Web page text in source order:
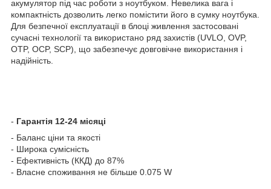
акумулятор під час роботи з ноутбуком. Невелика вага і
компактність дозволить легко помістити його в сумку ноутбука.
Для безпечної експлуатації в блоці живлення застосовані
сучасні технології та використано ряд захистів (UVLO, OVP,
OTP, OCP, SCP), що забезпечує довговічне використання і
надійність.
- Гарантія 12-24 місяці
- Баланс ціни та якості
- Широка сумісність
- Ефективність (ККД) до 87%
- Власне споживання не більше 0.075 W